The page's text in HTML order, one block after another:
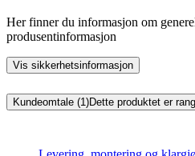
Her finner du informasjon om
produsentinformasjon
Vis sikkerhetsinformasjon
Kundeomtale (1)Dette produktet er